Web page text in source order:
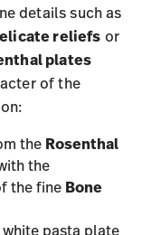
details such as
reliefs or
plates
of the
the Rosenthal
the
the fine Bone
pasta plate